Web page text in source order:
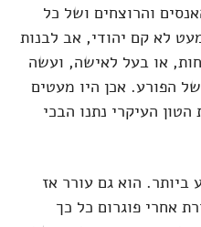
והרוצחים ושל כל
לא קם יהודי, אב לבנות
או בעל לאישה, ועשה
הפורע. אכן היו מעטים
העיקרי נתנו הבכי
הוא גם עורר אז
אחרי פוגרום כל כך